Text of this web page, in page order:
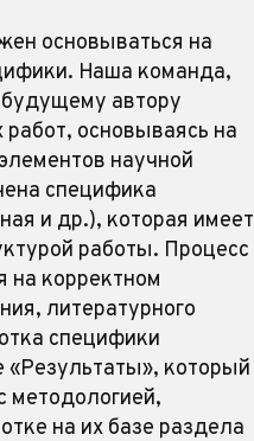
основываться на
Наша команда,
автору
основываясь на
научной
специфика
и др.), которая имеет
работы. Процесс
на корректном
литературного
специфики
который
методологией,
на их базе раздела